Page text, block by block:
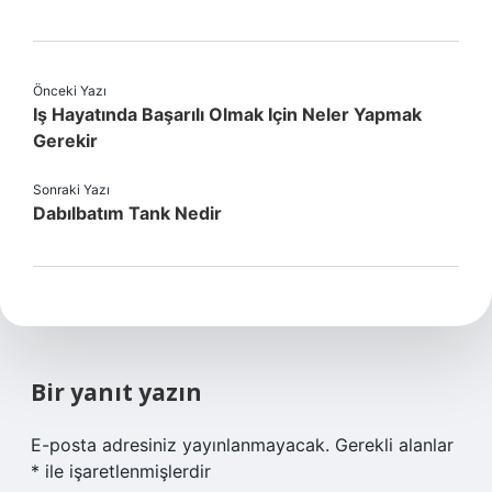
Önceki Yazı
Iş Hayatında Başarılı Olmak Için Neler Yapmak
Gerekir
Sonraki Yazı
Dabılbatım Tank Nedir
Bir yanıt yazın
E-posta adresiniz yayınlanmayacak. Gerekli alanlar
* ile işaretlenmişlerdir